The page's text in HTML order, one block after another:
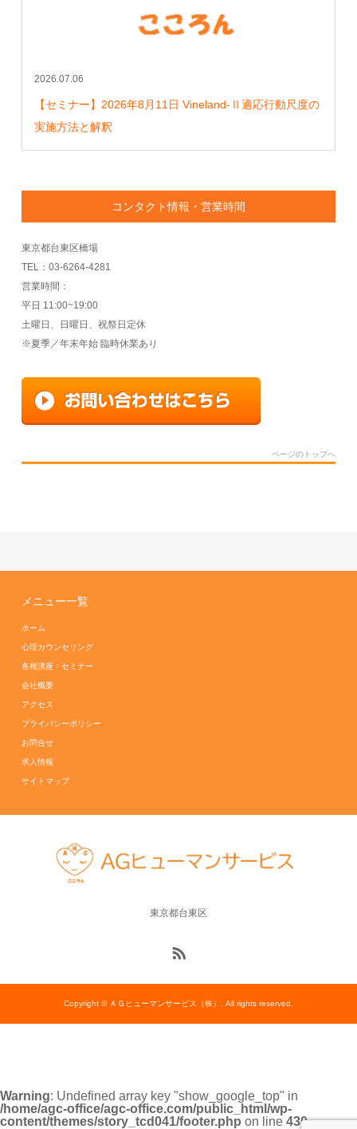
2026.07.06
【セミナー】2026年8月11日 Vineland-Ⅱ適応行動尺度の
実施方法と解釈
コンタクト情報・営業時間
東京都台東区橋場
TEL：03-6264-4281
営業時間：
平日 11:00~19:00
土曜日、日曜日、祝祭日定休
※夏季／年末年始 臨時休業あり
ページのトップへ
メニュー一覧
ホーム
心理カウンセリング
各種講座・セミナー
会社概要
アクセス
プライバシーポリシー
お問合せ
求人情報
サイトマップ
東京都台東区
Copyright © ＡＧヒューマンサービス（株）. All rights reserved.
Warning: Undefined array key "show_google_top" in
/home/agc-office/agc-office.com/public_html/wp-
content/themes/story_tcd041/footer.php on line 430